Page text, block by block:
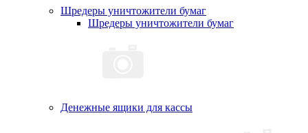
Шредеры уничтожители бумаг
Шредеры уничтожители бумаг
Денежные ящики для кассы